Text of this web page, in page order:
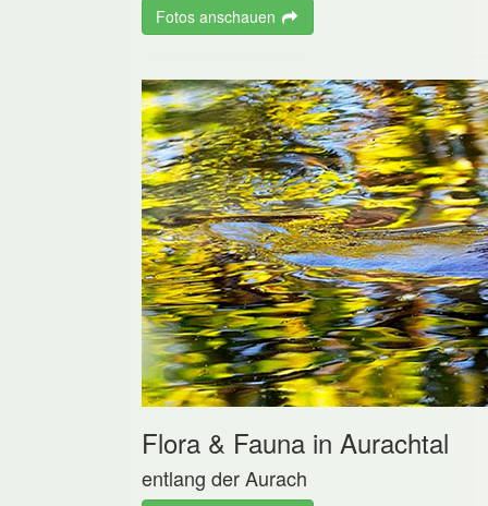
Fotos anschauen
Flora & Fauna in Aurachtal
entlang der Aurach